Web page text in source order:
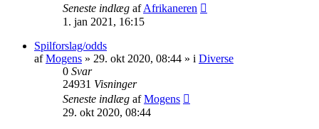
Seneste indlæg afAfrikaneren
1. jan 2021, 16:15
Spilforslag/odds
afMogens » 29. okt 2020, 08:44 » i Diverse
0 Svar
24931 Visninger
Seneste indlæg afMogens
29. okt 2020, 08:44